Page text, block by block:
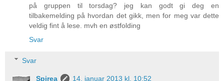
på gruppen til torsdag? jeg kan godt gi deg en
tilbakemelding på hvordan det gikk, men for meg var dette
veldig fint å lese. mvh en østfolding
Svar
Svar
Spirea
14. januar 2013 kl. 10:52